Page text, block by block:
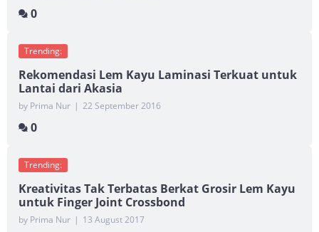
0
Trending:
Rekomendasi Lem Kayu Laminasi Terkuat untuk
Lantai dari Akasia
by Prima Nur | 22 September 2016
0
Trending:
Kreativitas Tak Terbatas Berkat Grosir Lem Kayu
untuk Finger Joint Crossbond
by Prima Nur | 13 August 2017